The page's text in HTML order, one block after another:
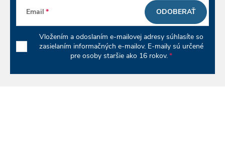
Email
Vložením a odoslaním e-mailovej adresy súhlasíte so
zasielaním informačných e-mailov. E-maily sú určené
pre osoby staršie ako 16 rokov.
ODOBERAŤ